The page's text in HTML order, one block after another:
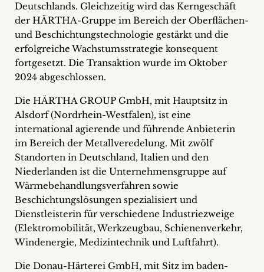
Blog
&
Podcasts
+
Team
Philosophie
Presseanfragen
Kontakt
Deutschlands. Gleichzeitig wird das Kerngeschäft
der HÄRTHA-Gruppe im Bereich der Oberflächen-
und Beschichtungstechnologie gestärkt und die
erfolgreiche Wachstumsstrategie konsequent
fortgesetzt. Die Transaktion wurde im Oktober
2024 abgeschlossen.
Die HÄRTHA GROUP GmbH, mit Hauptsitz in
Alsdorf (Nordrhein-Westfalen), ist eine
international agierende und führende Anbieterin
im Bereich der Metallveredelung. Mit zwölf
Standorten in Deutschland, Italien und den
Niederlanden ist die Unternehmensgruppe auf
Wärmebehandlungsverfahren sowie
Beschichtungslösungen spezialisiert und
Dienstleisterin für verschiedene Industriezweige
(Elektromobilität, Werkzeugbau, Schienenverkehr,
Windenergie, Medizintechnik und Luftfahrt).
Die Donau-Härterei GmbH, mit Sitz im baden-